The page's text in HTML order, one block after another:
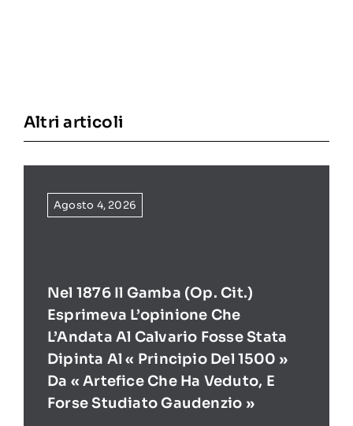
Altri articoli
Agosto 4, 2026
Nel 1876 Il Gamba (op. Cit.)
Esprimeva L’opinione Che
L’Andata Al Calvario Fosse Stata
Dipinta Al « Principio Del 1500 »
Da « Artefice Che Ha Veduto, E
Forse Studiato Gaudenzio »